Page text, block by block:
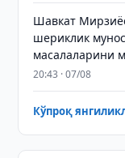
Шавкат
шериклик
масалаларини
20:43 · 07/08
Кўпроқ